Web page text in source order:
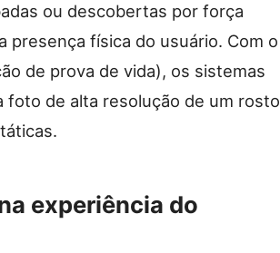
ou descobertas por força
presença física do usuário. Com o
de prova de vida), os sistemas
foto de alta resolução de um rosto
experiência do